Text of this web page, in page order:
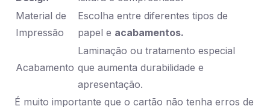
Material de
Impressão
Escolha entre diferentes tipos de
papel e acabamentos.
Acabamento
Laminação ou tratamento especial
que aumenta durabilidade e
apresentação.
É muito importante que o cartão não tenha erros de